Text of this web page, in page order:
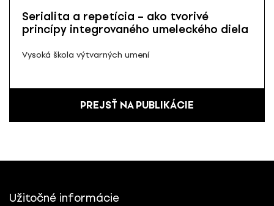
Serialita a repetícia – ako tvorivé
princípy integrovaného umeleckého diela
Vysoká škola výtvarných umení
PREJSŤ NA PUBLIKÁCIE
Užitočné informácie